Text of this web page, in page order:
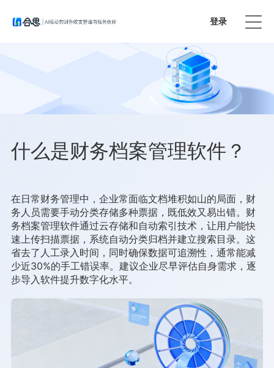
登录
什么是财务档案管理软件？
在日常财务管理中，企业常面临文档堆积如山的局面，财
务人员需要手动分类存储多种票据，既低效又易出错。财
务档案管理软件通过云存储和自动索引技术，让用户能快
速上传扫描票据，系统自动分类归档并建立搜索目录。这
省去了人工录入时间，同时确保数据可追溯性，通常能减
少近30%的手工错误率。建议企业尽早评估自身需求，逐
步导入软件提升数字化水平。